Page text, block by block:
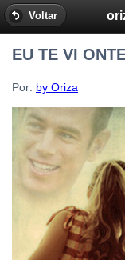
Voltar
EU TE VI
Por: by Oriza